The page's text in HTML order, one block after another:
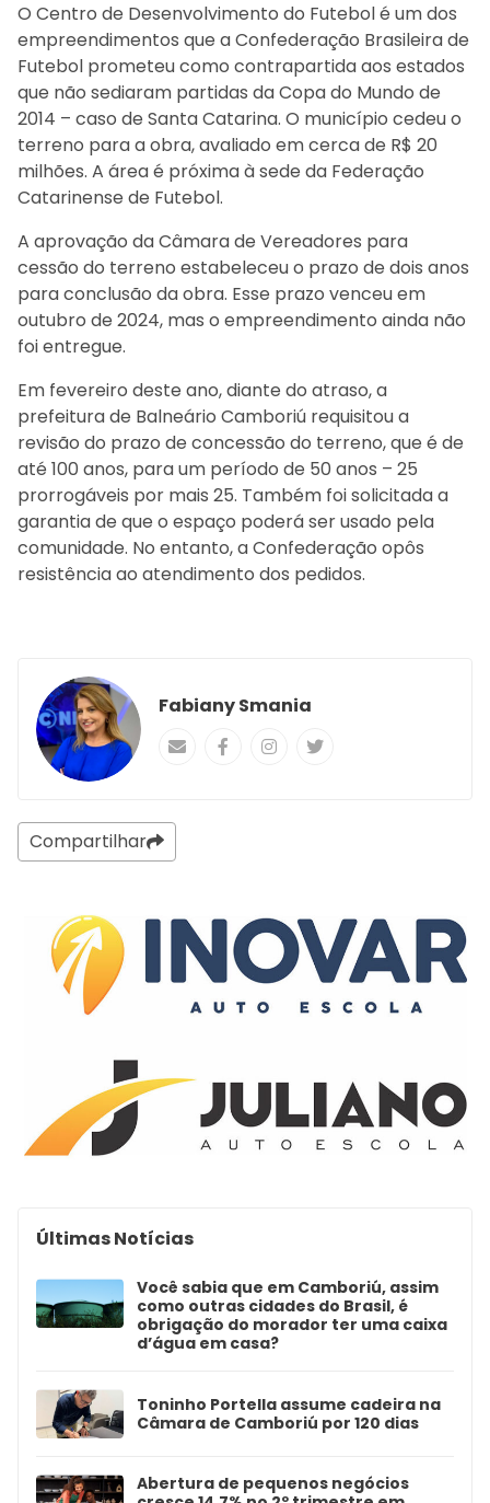
O Centro de Desenvolvimento do Futebol é um dos
empreendimentos que a Confederação Brasileira de
Futebol prometeu como contrapartida aos estados
que não sediaram partidas da Copa do Mundo de
2014 – caso de Santa Catarina. O município cedeu o
terreno para a obra, avaliado em cerca de R$ 20
milhões. A área é próxima à sede da Federação
Catarinense de Futebol.
A aprovação da Câmara de Vereadores para
cessão do terreno estabeleceu o prazo de dois anos
para conclusão da obra. Esse prazo venceu em
outubro de 2024, mas o empreendimento ainda não
foi entregue.
Em fevereiro deste ano, diante do atraso, a
prefeitura de Balneário Camboriú requisitou a
revisão do prazo de concessão do terreno, que é de
até 100 anos, para um período de 50 anos – 25
prorrogáveis por mais 25. Também foi solicitada a
garantia de que o espaço poderá ser usado pela
comunidade. No entanto, a Confederação opôs
resistência ao atendimento dos pedidos.
Fabiany Smania
Compartilhar
Últimas Notícias
Você sabia que em Camboriú, assim
como outras cidades do Brasil, é
obrigação do morador ter uma caixa
d’água em casa?
Toninho Portella assume cadeira na
Câmara de Camboriú por 120 dias
Abertura de pequenos negócios